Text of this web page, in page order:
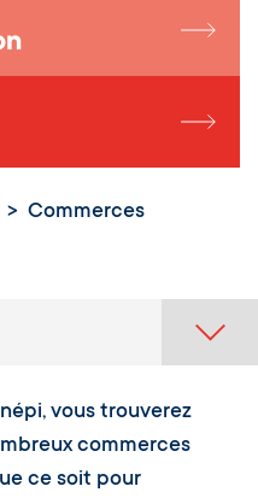
Commerces
vous trouverez
commerces
ce soit pour